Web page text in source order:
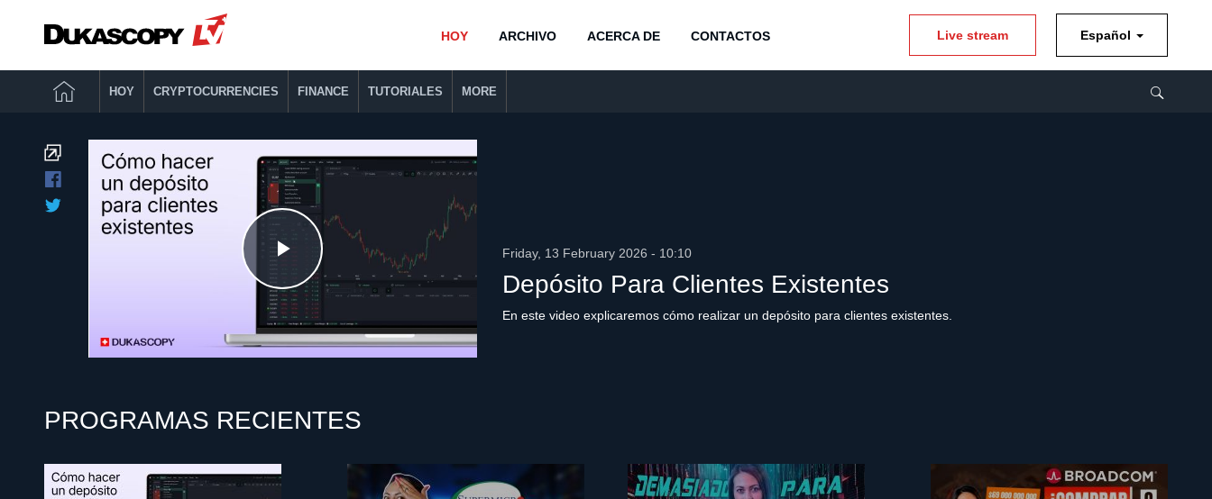
HOY ARCHIVO ACERCA DE CONTACTOS Live stream Español
HOY CRYPTOCURRENCIES FINANCE TUTORIALES MORE
Play
Video
Depósito Para Clientes Existentes
En este video explicaremos cómo realizar un depósito para clientes existentes.
Friday, 13 February 2026 - 10:10
PROGRAMAS RECIENTES